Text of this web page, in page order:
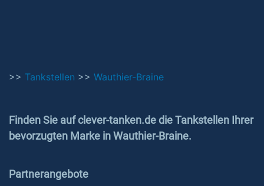
>> Tankstellen >> Wauthier-Braine
Finden Sie auf clever-tanken.de die Tankstellen Ihrer
bevorzugten Marke in Wauthier-Braine.
Partnerangebote